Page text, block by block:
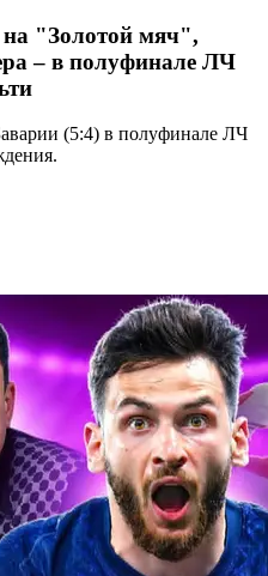
на "Золотой мяч",
– в полуфинале ЛЧ
(5:4) в полуфинале ЛЧ